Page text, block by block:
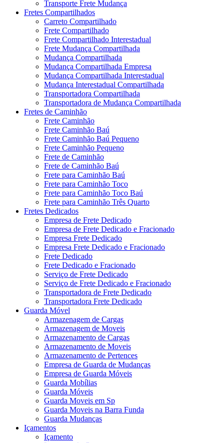
Transporte Frete Mudança
Fretes Compartilhados
Carreto Compartilhado
Frete Compartilhado
Frete Compartilhado Interestadual
Frete Mudança Compartilhada
Mudança Compartilhada
Mudança Compartilhada Empresa
Mudança Compartilhada Interestadual
Mudança Interestadual Compartilhada
Transportadora Compartilhada
Transportadora de Mudança Compartilhada
Fretes de Caminhão
Frete Caminhão
Frete Caminhão Baú
Frete Caminhão Baú Pequeno
Frete Caminhão Pequeno
Frete de Caminhão
Frete de Caminhão Baú
Frete para Caminhão Baú
Frete para Caminhão Toco
Frete para Caminhão Toco Baú
Frete para Caminhão Três Quarto
Fretes Dedicados
Empresa de Frete Dedicado
Empresa de Frete Dedicado e Fracionado
Empresa Frete Dedicado
Empresa Frete Dedicado e Fracionado
Frete Dedicado
Frete Dedicado e Fracionado
Serviço de Frete Dedicado
Serviço de Frete Dedicado e Fracionado
Transportadora de Frete Dedicado
Transportadora Frete Dedicado
Guarda Móvel
Armazenagem de Cargas
Armazenagem de Moveis
Armazenamento de Cargas
Armazenamento de Moveis
Armazenamento de Pertences
Empresa de Guarda de Mudanças
Empresa de Guarda Móveis
Guarda Mobílias
Guarda Móveis
Guarda Moveis em Sp
Guarda Moveis na Barra Funda
Guarda Mudanças
Içamentos
Içamento